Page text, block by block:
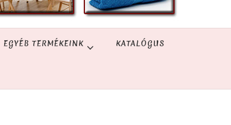
EGYÉB TERMÉKEINK KATALÓGUS